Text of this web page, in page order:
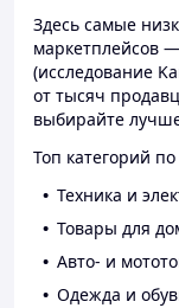
Здесь самые
маркетплейсов
(исследование
от тысяч
выбирайте
Топ категорий
Техника и
Товары для
Авто- и
Одежда и